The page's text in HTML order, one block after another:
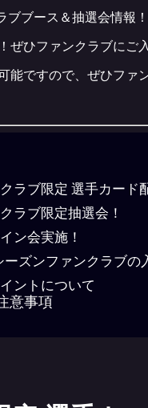
ブース＆抽選会情報！
ぜひファンクラブにご
能ですので、ぜひファ
ラブ限定 選手カード
ラブ限定抽選会！
ン会実施！
ズンファンクラブの
ントについて
意事項